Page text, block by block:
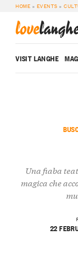
HOME » EVENTS »
love
VISIT LANGHE
Una fiaba
magica che
22